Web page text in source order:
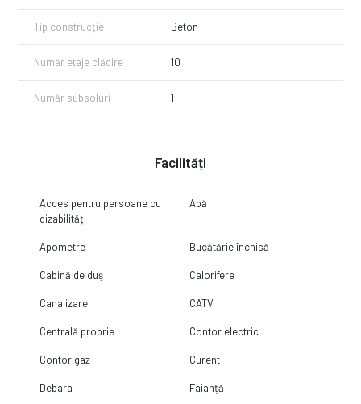
Tip construcție Beton
Număr etaje clădire 10
Număr subsoluri 1
Facilități
Acces pentru persoane cu
dizabilități
Apă
Apometre Bucătărie închisă
Cabină de duș Calorifere
Canalizare CATV
Centrală proprie Contor electric
Contor gaz Curent
Debara Faianță